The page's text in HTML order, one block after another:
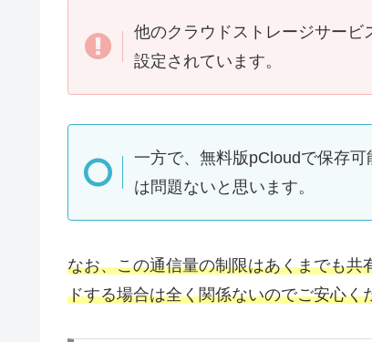
他のクラウドストレージサービ
設定されています。
一方で、無料版pCloudで保存
は問題ないと思います。
なお、この通信量の制限はあくまでも
ドする場合は全く関係ないのでご安心く